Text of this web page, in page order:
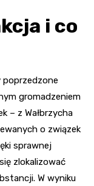
i co
poprzedzone
gromadzeniem
– z Wałbrzycha
o związek
sprawnej
zlokalizować
W wyniku